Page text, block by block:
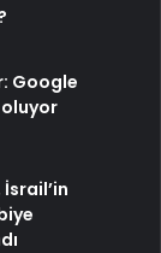
Google
oluyor